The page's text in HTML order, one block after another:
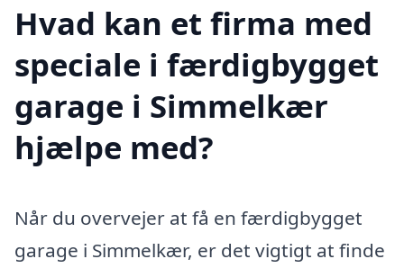
Hvad kan et firma med
speciale i færdigbygget
garage i Simmelkær
hjælpe med?
Når du overvejer at få en færdigbygget
garage i Simmelkær, er det vigtigt at finde